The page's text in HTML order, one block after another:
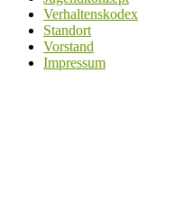
Verhaltenskodex
Standort
Vorstand
Impressum